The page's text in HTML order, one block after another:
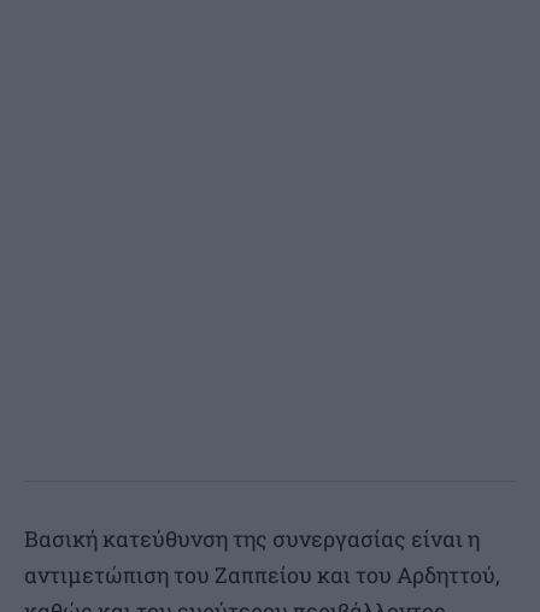
Βασική κατεύθυνση της συνεργασίας είναι η
αντιμετώπιση του Ζαππείου και του Αρδηττού,